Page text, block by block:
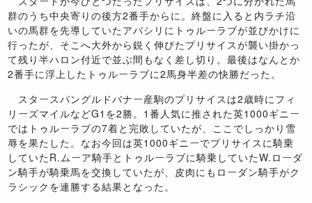
群のうち中央寄りの後方2番手からに。終盤に入ると内ラチ沿
いの馬群を先導していたアバシリにトゥルーラブが並びかけに
行ったが、そこへ大外から鋭く伸びたプリサイスが襲い掛かっ
て残り半ハロン付近で並ぶ間もなく差し切り。最後はなんとか
2番手に浮上したトゥルーラブに2馬身半差の快勝だった。
スタースパングルドバナー産駒のプリサイスは2歳時にフィ
リーズマイルなどG1を2勝。1番人気に推された英1000ギニー
ではトゥルーラブの7着と完敗していたが、ここでしっかり雪
辱を果たした。なお今回は英1000ギニーでプリサイスに騎乗
していたR.ムーア騎手とトゥルーラブに騎乗していたW.ローダ
ン騎手が騎乗馬を交換していたが、皮肉にもローダン騎手がク
ラシックを連勝する結果となった。